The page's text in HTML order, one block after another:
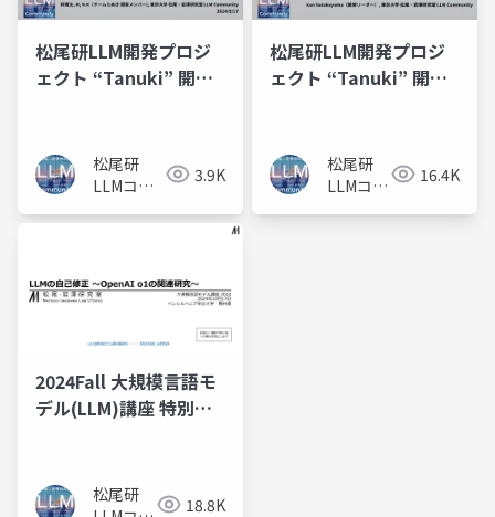
松尾研LLM開発プロジ
ェクト “Tanuki” 開発
松尾研
LLMコミ
3.9K
松尾研LLM開発プロジ
ェクト “Tanuki” 開発
松尾研
LLMコミ
16.4K
2024Fall 大規模言語モ
デル(LLM)講座 特別
究〜
松尾研
18.8K